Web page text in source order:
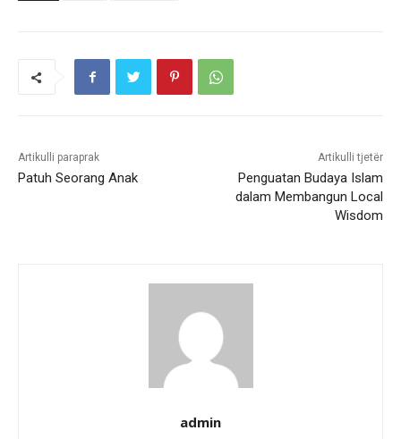
Artikulli paraprak
Patuh Seorang Anak
Artikulli tjetër
Penguatan Budaya Islam
dalam Membangun Local
Wisdom
admin